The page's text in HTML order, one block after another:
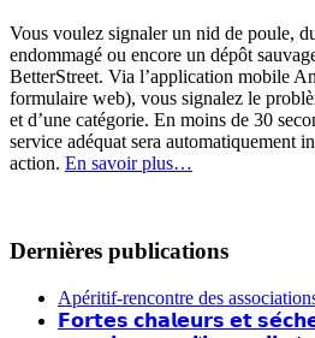
Vous voulez signaler un nid de poule,
endommagé ou encore un dépôt
BetterStreet. Via l’application mobile
formulaire web), vous signalez le
et d’une catégorie. En moins de 30
service adéquat sera automatiquement
action. En savoir plus…
Dernières publications
Apéritif-rencontre des
𝗙𝗼𝗿𝘁𝗲𝘀 𝗰𝗵𝗮𝗹𝗲𝘂𝗿𝘀 𝗲𝘁